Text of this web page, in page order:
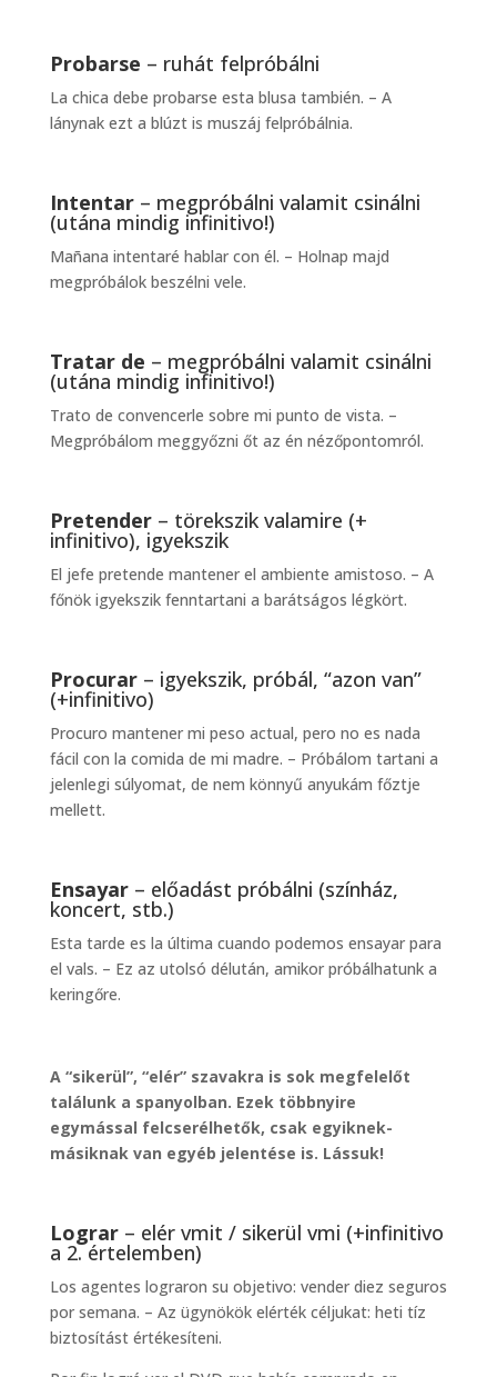
Probarse – ruhát felpróbálni
La chica debe probarse esta blusa también. – A
lánynak ezt a blúzt is muszáj felpróbálnia.
Intentar – megpróbálni valamit csinálni
(utána mindig infinitivo!)
Mañana intentaré hablar con él. – Holnap majd
megpróbálok beszélni vele.
Tratar de – megpróbálni valamit csinálni
(utána mindig infinitivo!)
Trato de convencerle sobre mi punto de vista. –
Megpróbálom meggyőzni őt az én nézőpontomról.
Pretender – törekszik valamire (+
infinitivo), igyekszik
El jefe pretende mantener el ambiente amistoso. – A
főnök igyekszik fenntartani a barátságos légkört.
Procurar – igyekszik, próbál, “azon van”
(+infinitivo)
Procuro mantener mi peso actual, pero no es nada
fácil con la comida de mi madre. – Próbálom tartani a
jelenlegi súlyomat, de nem könnyű anyukám főztje
mellett.
Ensayar – előadást próbálni (színház,
koncert, stb.)
Esta tarde es la última cuando podemos ensayar para
el vals. – Ez az utolsó délután, amikor próbálhatunk a
keringőre.
A “sikerül”, “elér” szavakra is sok megfelelőt
találunk a spanyolban. Ezek többnyire
egymással felcserélhetők, csak egyiknek-
másiknak van egyéb jelentése is. Lássuk!
Lograr – elér vmit / sikerül vmi (+infinitivo
a 2. értelemben)
Los agentes lograron su objetivo: vender diez seguros
por semana. – Az ügynökök elérték céljukat: heti tíz
biztosítást értékesíteni.